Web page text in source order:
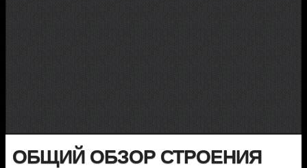
ОБЩИЙ ОБЗОР СТРОЕНИЯ